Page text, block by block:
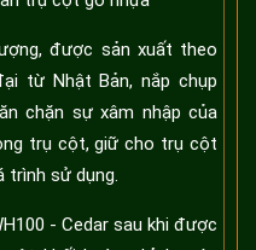
được sản xuất theo
từ Nhật Bản, nắp chụp
chặn sự xâm nhập của
trụ cột, giữ cho trụ cột
trình sử dụng.
- Cedar sau khi được